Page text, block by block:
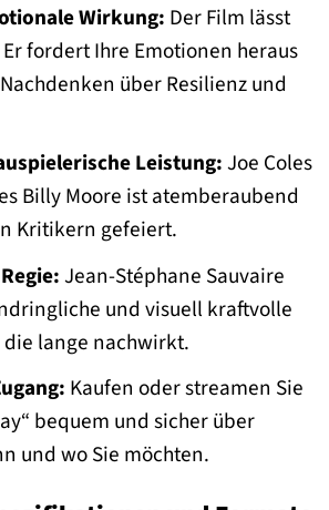
Wirkung: Der Film lässt
fordert Ihre Emotionen heraus
über Resilienz und
Leistung:Joe Coles
Billy Moore ist atemberaubend
Kritikern gefeiert.
Jean-Stéphane Sauvaire
und visuell kraftvolle
lange nachwirkt.
Kaufen oder streamen Sie
bequem und sicher über
und wo Sie möchten.